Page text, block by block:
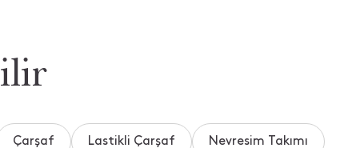
Çarşaf Lastikli Çarşaf Nevresim Takımı